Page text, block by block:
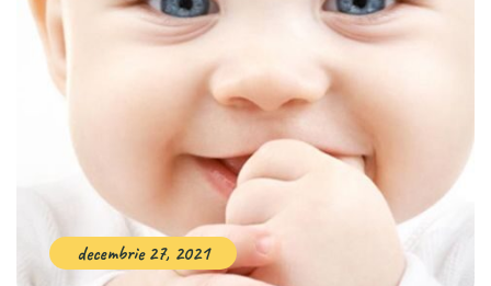
decembrie 27, 2021